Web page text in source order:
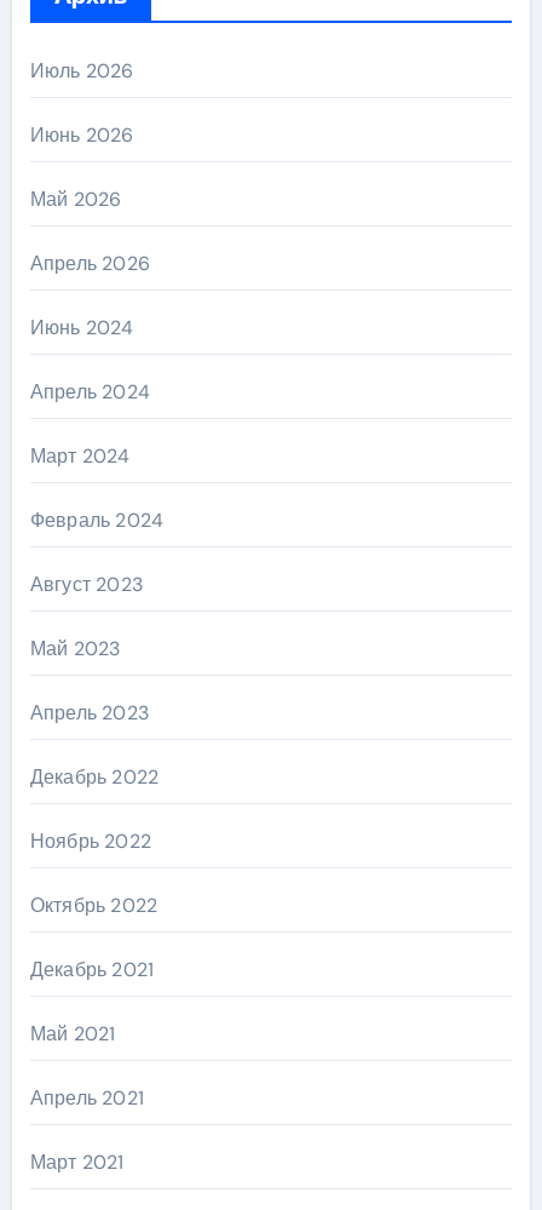
Июль 2026
Июнь 2026
Май 2026
Апрель 2026
Июнь 2024
Апрель 2024
Март 2024
Февраль 2024
Август 2023
Май 2023
Апрель 2023
Декабрь 2022
Ноябрь 2022
Октябрь 2022
Декабрь 2021
Май 2021
Апрель 2021
Март 2021